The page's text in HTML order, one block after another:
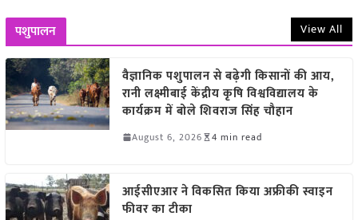
पशुपालन View All
वैज्ञानिक पशुपालन से बढ़ेगी किसानों की आय,
रानी लक्ष्मीबाई केंद्रीय कृषि विश्वविद्यालय के
कार्यक्रम में बोले शिवराज सिंह चौहान
August 6, 2026 4 min read
आईसीएआर ने विकसित किया अफ्रीकी स्वाइन
फीवर का टीका